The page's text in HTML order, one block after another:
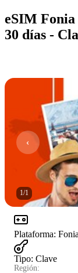
eSIM
30 días -
1/1
Plataforma:
Tipo: Clave
Región: